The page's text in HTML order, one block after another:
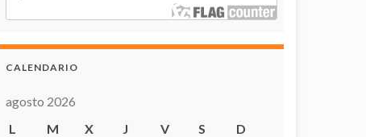
CALENDARIO
agosto 2026
L
M X J V S
D